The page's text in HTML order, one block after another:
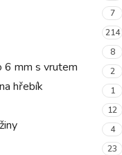
7
214
8
6 mm s vrutem 2
hřebík 1
12
4
23